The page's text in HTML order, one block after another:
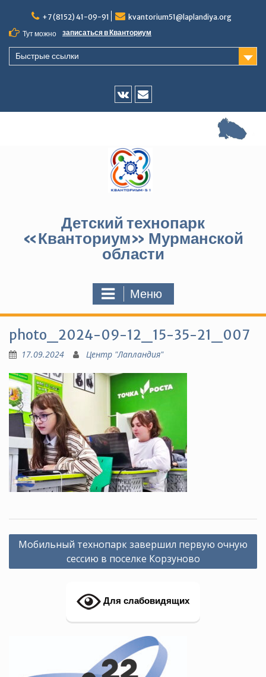
содержимому
+7 (8152) 41-09-91
kvantorium51@laplandiya.org
Тут можно
записаться в Кванториум
Быстрые ссылки
Vk
E-
Детский технопарк
«Кванториум» Мурманской
области
Меню
photo_2024-09-12_15-35-21_007
17.09.2024 Центр "Лапландия"
Навигация
записям
Мобильный технопарк завершил первую очную
сессию в поселке Корзуново
Для слабовидящих